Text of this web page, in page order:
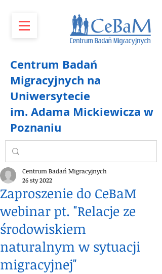
Centrum Badań
Migracyjnych na
Uniwersytecie
im. Adama Mickiewicza w
Poznaniu
Zaproszenie do CeBaM
webinar pt. "Relacje ze
środowiskiem
naturalnym w sytuacji
migracyjnej"
Centrum Badań Migracyjnych
26 sty 2022